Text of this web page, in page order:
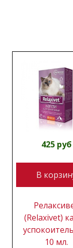
425 руб
В
(Relaxivet)
10 мл.